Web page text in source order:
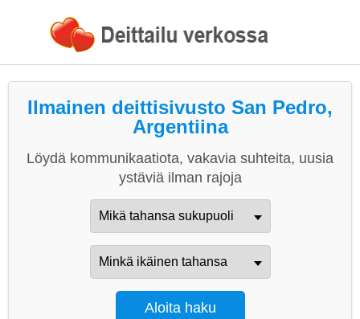
Ilmainen deittisivusto San Pedro,
Argentiina
Löydä kommunikaatiota, vakavia suhteita, uusia
ystäviä ilman rajoja